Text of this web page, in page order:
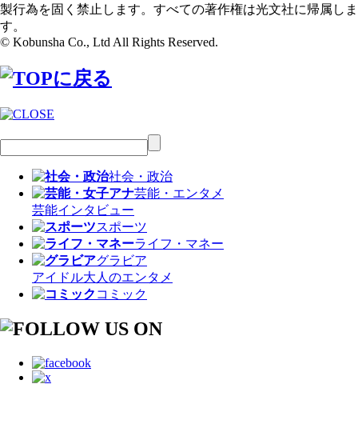
製行為を固く禁止します。すべての著作権は光文社に帰属しま
す。
© Kobunsha Co., Ltd All Rights Reserved.
社会・政治
芸能・エンタメ
芸能インタビュー
スポーツ
ライフ・マネー
グラビア
アイドル大人のエンタメ
コミック